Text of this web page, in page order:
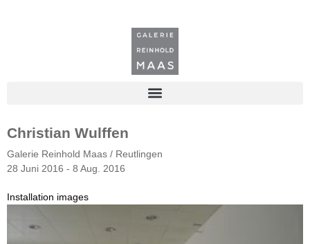
Christian Wulffen
Galerie Reinhold Maas / Reutlingen
28 Juni 2016 - 8 Aug. 2016
Installation images